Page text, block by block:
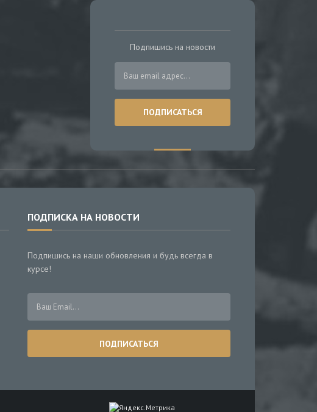
Подпишись на новости
ПОДПИСКА НА НОВОСТИ
Подпишись на наши обновления и будь всегда в
курсе!